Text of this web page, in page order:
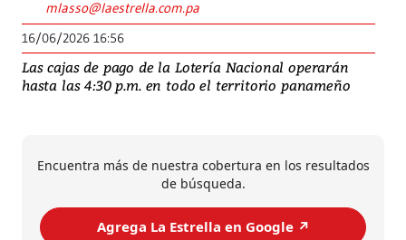
mlasso@laestrella.com.pa
16/06/2026 16:56
Las cajas de pago de la Lotería Nacional operarán
hasta las 4:30 p.m. en todo el territorio panameño
Encuentra más de nuestra cobertura en los resultados
de búsqueda.
Agrega La Estrella en Google ↗️